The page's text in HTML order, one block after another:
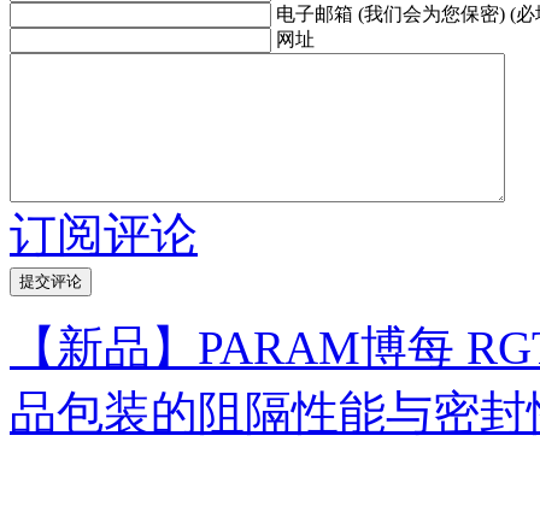
电子邮箱 (我们会为您保密) (必
网址
订阅评论
【新品】PARAM博每
品包装的阻隔性能与密